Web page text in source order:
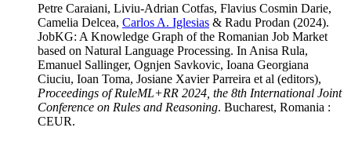
Petre Caraiani, Liviu-Adrian Cotfas, Flavius Cosmin Darie,
Camelia Delcea, Carlos A. Iglesias & Radu Prodan (2024).
JobKG: A Knowledge Graph of the Romanian Job Market
based on Natural Language Processing. In Anisa Rula,
Emanuel Sallinger, Ognjen Savkovic, Ioana Georgiana
Ciuciu, Ioan Toma, Josiane Xavier Parreira et al (editors),
Proceedings of RuleML+RR 2024, the 8th International Joint
Conference on Rules and Reasoning. Bucharest, Romania :
CEUR.